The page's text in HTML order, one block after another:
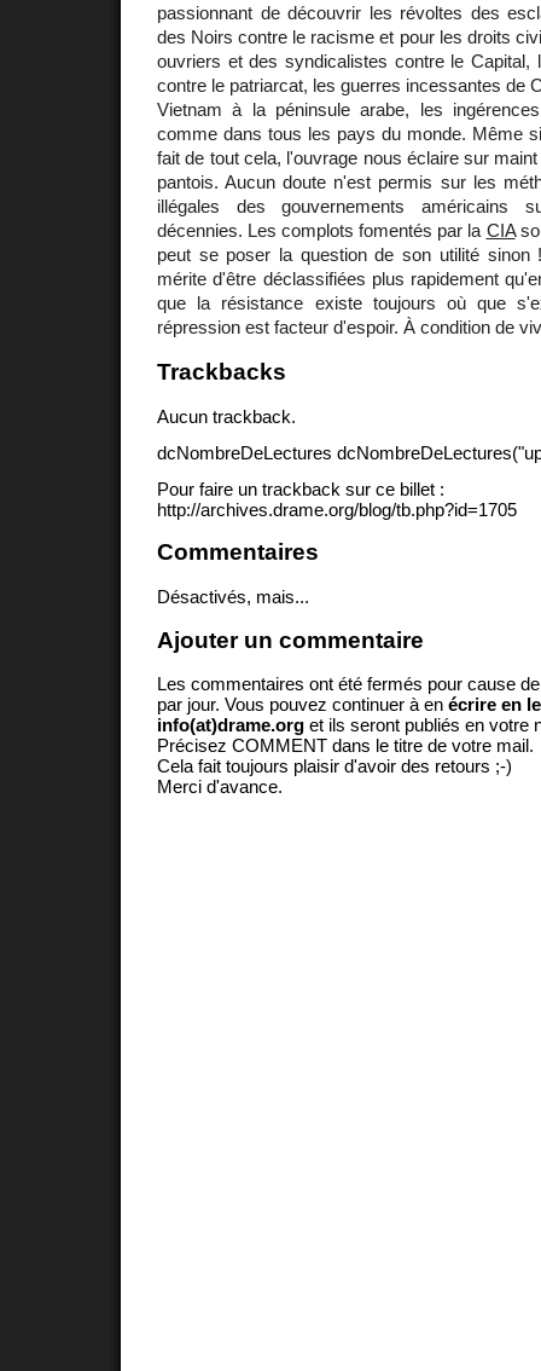
passionnant de découvrir les révoltes des
des Noirs contre le racisme et pour les droits
ouvriers et des syndicalistes contre le Capital,
contre le patriarcat, les guerres incessantes de
Vietnam à la péninsule arabe, les
comme dans tous les pays du monde. Même
fait de tout cela, l'ouvrage nous éclaire sur
pantois. Aucun doute n'est permis sur les
illégales des gouvernements américains
décennies. Les complots fomentés par la CIA
peut se poser la question de son utilité sinon
mérite d'être déclassifiées plus rapidement
que la résistance existe toujours où que
répression est facteur d'espoir. À condition de
Trackbacks
Aucun trackback.
dcNombreDeLectures
Pour faire un trackback sur ce billet :
http://archives.drame.org/blog/tb.php?id=1705
Commentaires
Désactivés, mais...
Ajouter un commentaire
Les commentaires ont été fermés pour cause
par jour. Vous pouvez continuer à en écrire en
info(at)drame.org et ils seront publiés en votre
Précisez COMMENT dans le titre de votre mail.
Cela fait toujours plaisir d'avoir des retours ;-)
Merci d'avance.